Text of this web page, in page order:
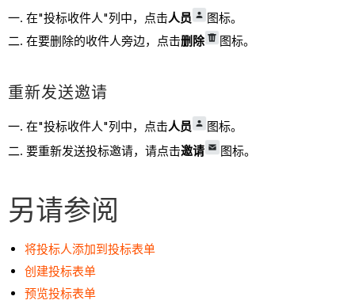
在"投标收件人"列中，点击人员
图标。
在要删除的收件人旁边，点击删除 图标。
重新发送邀请
在"投标收件人"列中，点击人员
图标。
要重新发送投标邀请，请点击邀请 图标。
另请参阅
将投标人添加到投标表单
创建投标表单
预览投标表单